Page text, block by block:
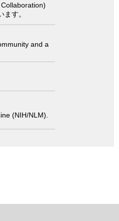
す。
and a
(NIH/NLM).